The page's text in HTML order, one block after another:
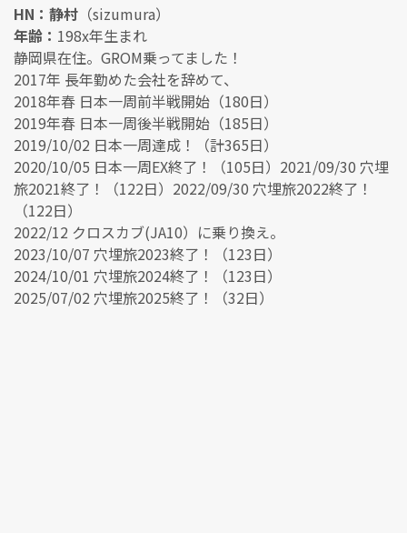
HN：静村 （sizumura）
年齢： 198x年生まれ
静岡県在住。GROM乗ってました！
2017年 長年勤めた会社を辞めて、
2018年春 日本一周前半戦開始（180日）
2019年春 日本一周後半戦開始（185日）
2019/10/02 日本一周達成！（計365日）
2020/10/05 日本一周EX終了！（105日）2021/09/30 穴埋
旅2021終了！（122日）2022/09/30 穴埋旅2022終了！
（122日）
2022/12 クロスカブ(JA10）に乗り換え。
2023/10/07 穴埋旅2023終了！（123日）
2024/10/01 穴埋旅2024終了！（123日）
2025/07/02 穴埋旅2025終了！（32日）